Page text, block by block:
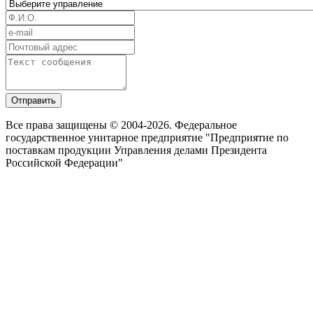
Отправить
Все права защищены © 2004-2026. Федеральное
государственное унитарное предприятие "Предприятие по
поставкам продукции Управления делами Президента
Российской Федерации"